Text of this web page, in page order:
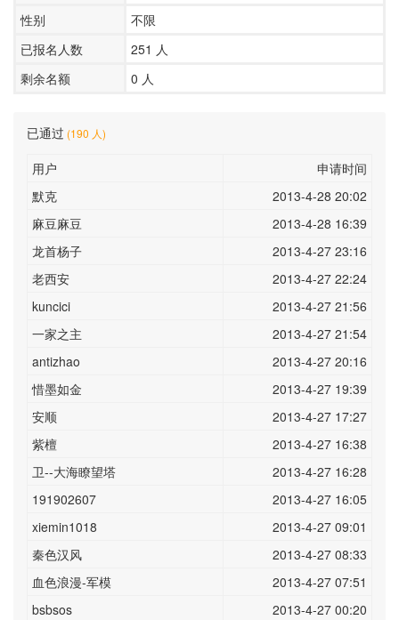
性别
不限
已报名人数
251 人
剩余名额
0 人
已通过 (190 人)
用户
申请时间
默克
2013-4-28 20:02
麻豆麻豆
2013-4-28 16:39
龙首杨子
2013-4-27 23:16
老西安
2013-4-27 22:24
kuncici
2013-4-27 21:56
一家之主
2013-4-27 21:54
antizhao
2013-4-27 20:16
惜墨如金
2013-4-27 19:39
安顺
2013-4-27 17:27
紫檀
2013-4-27 16:38
卫--大海瞭望塔
2013-4-27 16:28
191902607
2013-4-27 16:05
xiemin1018
2013-4-27 09:01
秦色汉风
2013-4-27 08:33
血色浪漫-军模
2013-4-27 07:51
bsbsos
2013-4-27 00:20